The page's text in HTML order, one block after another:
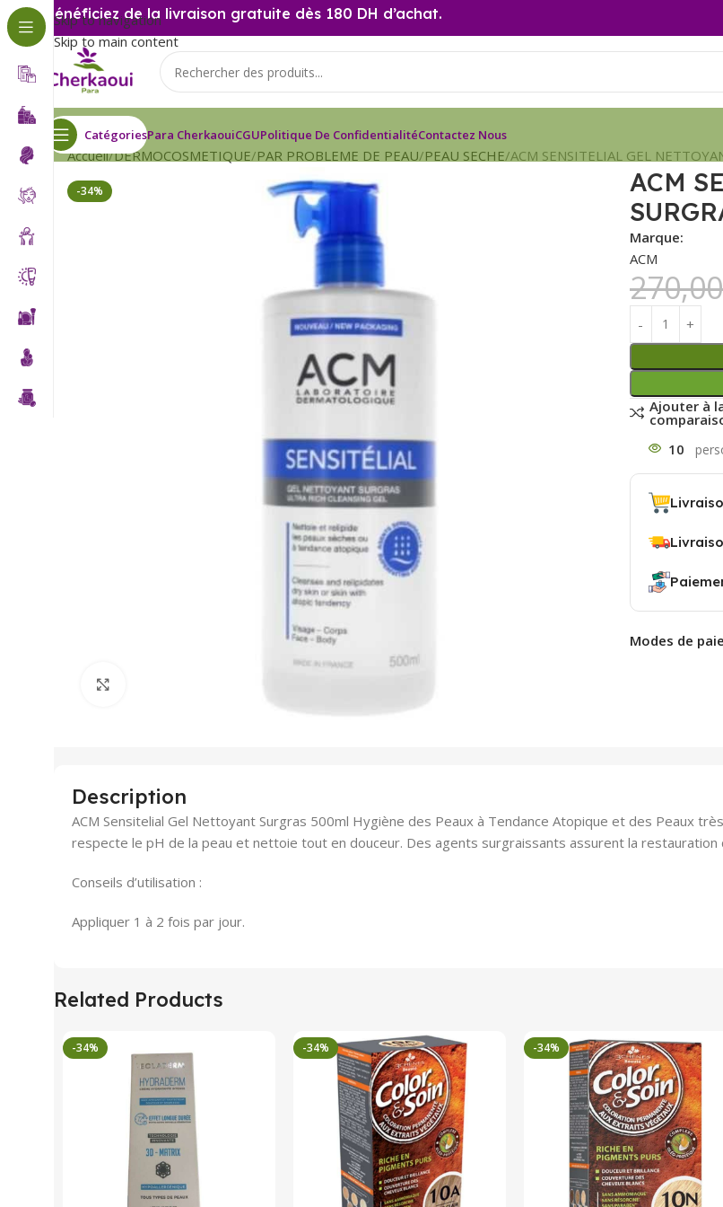
Skip to navigation
Skip to main content
Bénéficiez de la livraison gratuite dès 180 DH d’achat.
CatégoriesPara CherkaouiCGUPolitique De ConfidentialitéContactez Nous
Accueil DERMOCOSMETIQUE PAR PROBLEME DE PEAU PEAU SECHE ACM SENSITELIAL GEL
-34%
ACM
Marque:
ACM
Ajouter à
10
Modes de
Description
ACM Sensitelial Gel Nettoyant Surgras 500ml Hygiène des Peaux à Tendance Atopique et des Peaux
respecte le pH de la peau et nettoie tout en douceur. Des agents surgraissants assurent la restauration
Conseils d’utilisation :
Appliquer 1 à 2 fois par jour.
Related Products
-34% -34% -34%